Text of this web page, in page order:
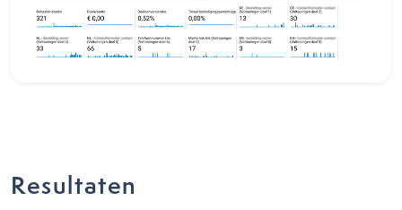
Resultaten